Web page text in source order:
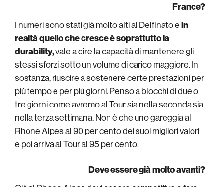
France?
I numeri sono stati già molto alti al Delfinato ein
realtà quello che cresce è soprattutto la
durability,vale a dire la capacità di mantenere gli
stessi sforzi sotto un volume di carico maggiore. In
sostanza, riuscire a sostenere certe prestazioni per
più tempo e per più giorni. Penso a blocchi di due o
tre giorni come avremo al Tour sia nella seconda sia
nella terza settimana. Non è che uno gareggia al
Rhone Alpes al 90 per cento dei suoi migliori valori
e poi arriva al Tour al 95 per cento.
Deve essere già molto avanti?